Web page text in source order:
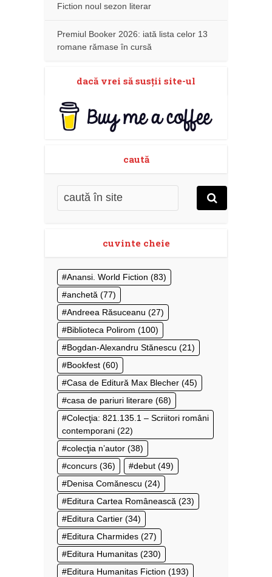
Fiction noul sezon literar
Premiul Booker 2026: iată lista celor 13
romane rămase în cursă
dacă vrei să susţii site-ul
caută
cuvinte cheie
Anansi. World Fiction (83)
anchetă (77)
Andreea Răsuceanu (27)
Biblioteca Polirom (100)
Bogdan-Alexandru Stănescu (21)
Bookfest (60)
Casa de Editură Max Blecher (45)
casa de pariuri literare (68)
Colecţia: 821.135.1 – Scriitori români
contemporani (22)
colecţia n’autor (38)
concurs (36) debut (49)
Denisa Comănescu (24)
Editura Cartea Românească (23)
Editura Cartier (34)
Editura Charmides (27)
Editura Humanitas (230)
Editura Humanitas Fiction (193)